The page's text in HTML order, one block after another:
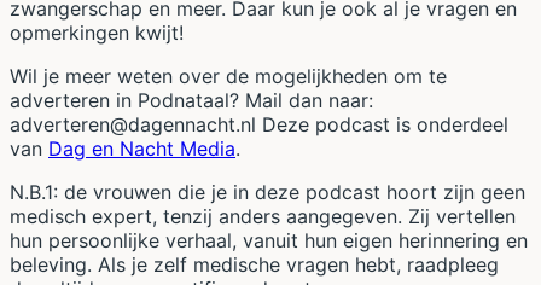
zwangerschap en meer. Daar kun je ook al je vragen en
opmerkingen kwijt!
Wil je meer weten over de mogelijkheden om te
adverteren in Podnataal? Mail dan naar:
adverteren@dagennacht.nl Deze podcast is onderdeel
van Dag en Nacht Media.
N.B.1: de vrouwen die je in deze podcast hoort zijn geen
medisch expert, tenzij anders aangegeven. Zij vertellen
hun persoonlijke verhaal, vanuit hun eigen herinnering en
beleving. Als je zelf medische vragen hebt, raadpleeg